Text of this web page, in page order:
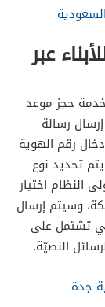
عبر
خدمة حجز موعد
رسالة
ومن ثمَّ يتم إدخال رقم الهوية
يتم تحديد نوع
النظام اختيار
وسيتم إرسال
تشتمل على
النصيّة.
جدة